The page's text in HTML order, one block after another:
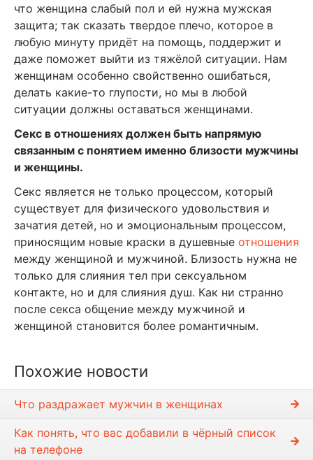
что женщина слабый пол и ей нужна мужская
защита; так сказать твердое плечо, которое в
любую минуту придёт на помощь, поддержит и
даже поможет выйти из тяжёлой ситуации. Нам
женщинам особенно свойственно ошибаться,
делать какие-то глупости, но мы в любой
ситуации должны оставаться женщинами.
Секс в отношениях должен быть напрямую
связанным с понятием именно близости мужчины
и женщины.
Секс является не только процессом, который
существует для физического удовольствия и
зачатия детей, но и эмоциональным процессом,
приносящим новые краски в душевные отношения
между женщиной и мужчиной. Близость нужна не
только для слияния тел при сексуальном
контакте, но и для слияния душ. Как ни странно
после секса общение между мужчиной и
женщиной становится более романтичным.
Похожие новости
Что раздражает мужчин в женщинах
Как понять, что вас добавили в чёрный список
на телефоне